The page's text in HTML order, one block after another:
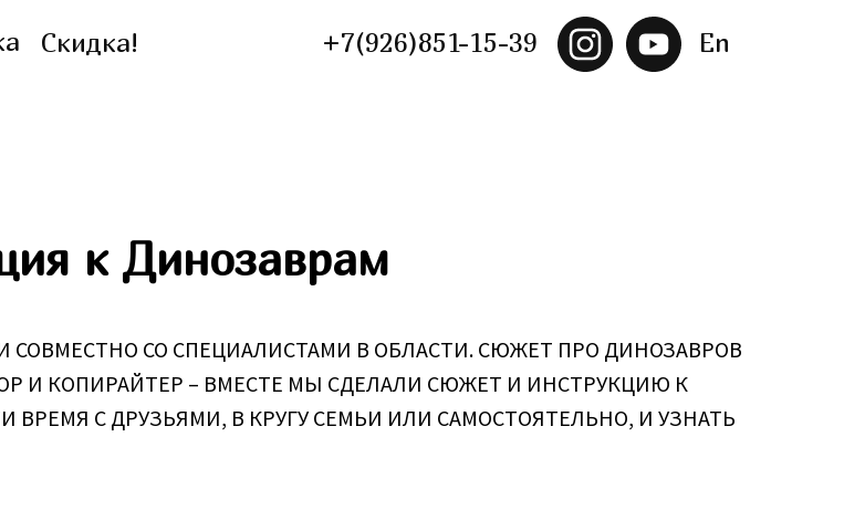
Скидка! +7(926)851-15-39 En
к Динозаврам
СО СПЕЦИАЛИСТАМИ В ОБЛАСТИ. СЮЖЕТ ПРО ДИНОЗАВРОВ
И КОПИРАЙТЕР – ВМЕСТЕ МЫ СДЕЛАЛИ СЮЖЕТ И ИНСТРУКЦИЮ К
С ДРУЗЬЯМИ, В КРУГУ СЕМЬИ ИЛИ САМОСТОЯТЕЛЬНО, И УЗНАТЬ